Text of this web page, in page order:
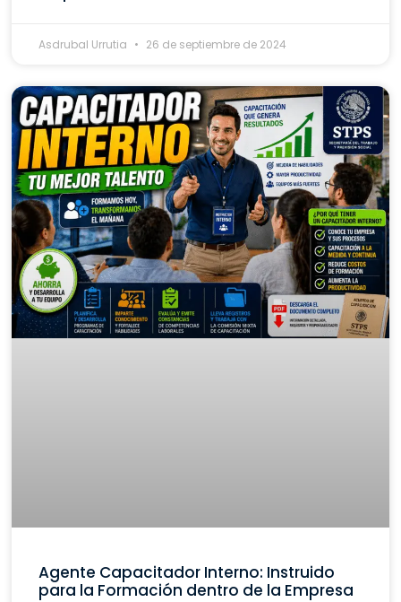
Asdrubal Urrutia 26 de septiembre de 2024
Agente Capacitador Interno: Instruido
para la Formación dentro de la Empresa